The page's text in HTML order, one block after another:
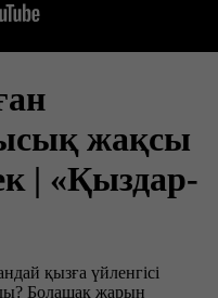
жақсы
| «Қыздар-
қызға үйленгісі
Болашақ жарын